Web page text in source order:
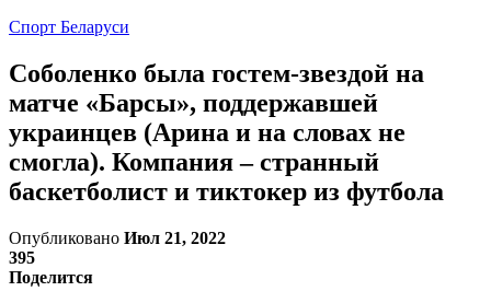
Спорт Беларуси
Соболенко была гостем-звездой на
матче «Барсы», поддержавшей
украинцев (Арина и на словах не
смогла). Компания – странный
баскетболист и тиктокер из футбола
Опубликовано Июл 21, 2022
395
Поделится